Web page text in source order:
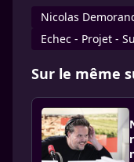
Nicolas
Echec - Projet -
Sur le même